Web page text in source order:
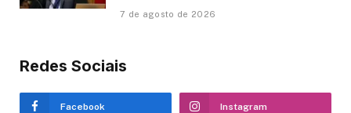
7 de agosto de 2026
Redes Sociais
Facebook Instagram